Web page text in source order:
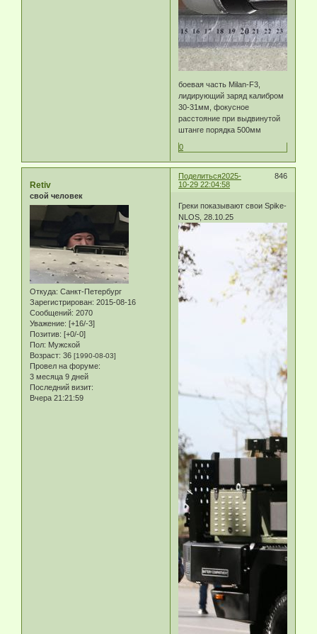
боевая часть Milan-F3,
лидирующий заряд калибром
30-31мм, фокусное
расстояние при выдвинутой
штанге порядка 500мм
0
Поделиться 846
2025-
10-29 22:04:58
Retiv
свой человек
Откуда: Санкт-Петербург
Зарегистрирован: 2015-08-16
Сообщений: 2070
Уважение: [+16/-3]
Позитив: [+0/-0]
Пол: Мужской
Возраст: 36 [1990-08-03]
Провел на форуме:
3 месяца 9 дней
Последний визит:
Вчера 21:21:59
Греки показывают свои Spike-
NLOS, 28.10.25